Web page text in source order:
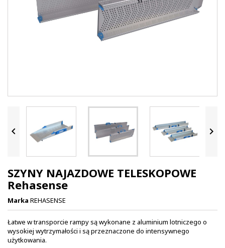
 
SZYNY NAJAZDOWE TELESKOPOWE
Rehasense
Marka REHASENSE
Łatwe w transporcie rampy są wykonane z aluminium lotniczego o
wysokiej wytrzymałości i są przeznaczone do intensywnego
użytkowania.